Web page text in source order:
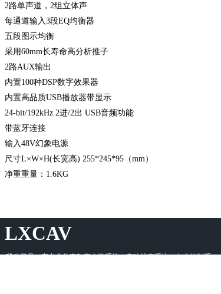
2路单声道，2组立体声
每通道输入3段EQ均衡器
五段图示均衡
采用60mm长寿命高分析推子
2路AUX输出
内置100种DSP数字效果器
内置高品质USB播放器带显示
24-bit/192kHz 2进/2出 USB音频功能
带蓝牙连接
输入48V幻象电源
尺寸L×W×H(长宽高) 255*245*95（mm）
净重重量：1.6KG
我公司是一家专业从事数字会议系统、音响扩声系统、中央控制系
LXCAV